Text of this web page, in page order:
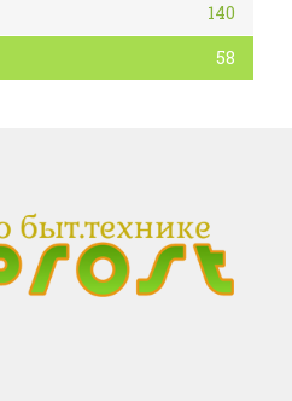
140
58